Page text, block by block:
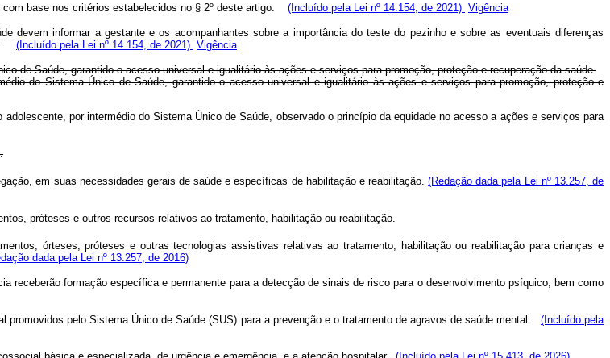
com base nos critérios estabelecidos no § 2º deste artigo. (Incluído pela Lei nº 14.154, de 2021) Vigência
devem informar a gestante e os acompanhantes sobre a importância do teste do pezinho e sobre as eventuais diferenças
(Incluído pela Lei nº 14.154, de 2021) Vigência
de Saúde, garantido o acesso universal e igualitário às ações e serviços para promoção, proteção e recuperação da saúde.
do Sistema Único de Saúde, garantido o acesso universal e igualitário às ações e serviços para promoção, proteção e
por intermédio do Sistema Único de Saúde, observado o princípio da equidade no acesso a ações e serviços para
em suas necessidades gerais de saúde e específicas de habilitação e reabilitação.(Redação dada pela Lei nº 13.257, de
próteses e outros recursos relativos ao tratamento, habilitação ou reabilitação.
órteses, próteses e outras tecnologias assistivas relativas ao tratamento, habilitação ou reabilitação para crianças e
dada pela Lei nº 13.257, de 2016)
receberão formação específica e permanente para a detecção de sinais de risco para o desenvolvimento psíquico, bem como
pelo Sistema Único de Saúde (SUS) para a prevenção e o tratamento de agravos de saúde mental. (Incluído pela